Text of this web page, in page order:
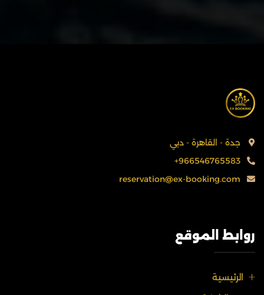
جدة - القاهرة - دبي
+966546765583
reservation@ex-booking.com
روابط الموقع
الرئيسية